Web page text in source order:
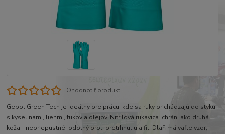
Ohodnotiť produkt
Gebol Green Tech je ideálny pre prácu, kde sa ruky prichádzajú do styku
s kyselinami, liehmi, tukov a olejov. Nitrilová rukavica chráni ako druhá
koža - nepriepustné, odolný proti pretrhnutiu a fit. Dlaň má vafle vzor, ​​